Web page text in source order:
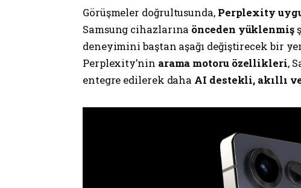
Görüşmeler doğrultusunda, Perplexity
Samsung cihazlarına önceden yüklenmiş
deneyimini baştan aşağı değiştirecek bir
Perplexity’nin arama motoru özellikleri,
entegre edilerek daha AI destekli, akıllı